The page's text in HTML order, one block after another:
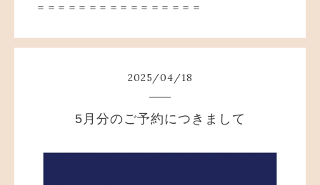
＝＝＝＝＝＝＝＝＝＝＝＝＝＝＝＝
2025/04/18
5月分のご予約につきまして